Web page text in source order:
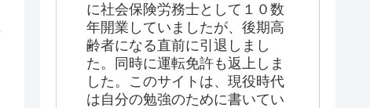
に社会保険労務士として１０数
年開業していましたが、後期高
齢者になる直前に引退しまし
た。同時に運転免許も返上しま
した。このサイトは、現役時代
は自分の勉強のために書いてい